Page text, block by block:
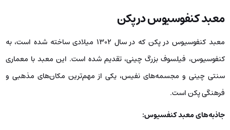
معبد کنفوسیوسدر پکن
معبد کنفوسیوس در پکن که در سال 1302 میلادی ساخته شده است، به
کنفوسیوس، فیلسوف بزرگ چینی، تقدیم شده است. این معبد با معماری
سنتی چینی و مجسمه‌های نفیس، یکی از مهم‌ترین مکان‌های مذهبی و
فرهنگی پکن است.
جاذبه‌های معبد کنفسیوس: